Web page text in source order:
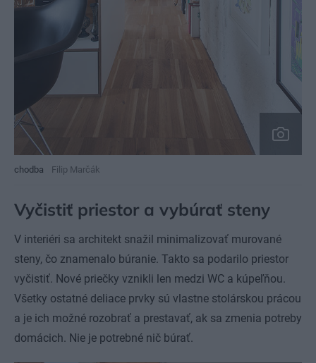
chodba Filip Marčák
Vyčistiť priestor a vybúrať steny
V interiéri sa architekt snažil minimalizovať murované
steny, čo znamenalo búranie. Takto sa podarilo priestor
vyčistiť. Nové priečky vznikli len medzi WC a kúpeľňou.
Všetky ostatné deliace prvky sú vlastne stolárskou prácou
a je ich možné rozobrať a prestavať, ak sa zmenia potreby
domácich. Nie je potrebné nič búrať.